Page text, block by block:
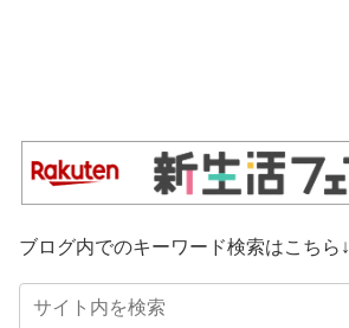
ブログ内でのキーワード検索はこちら↓